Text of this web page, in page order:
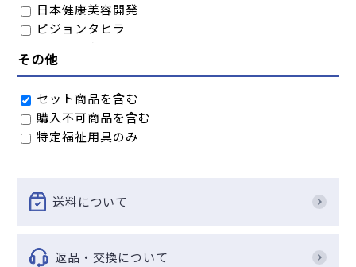
日本健康美容開発
ピジョンタヒラ
ユースキン製薬
ローヤル化工
その他
セット商品を含む
購入不可商品を含む
特定福祉用具のみ
送料について
返品・交換について